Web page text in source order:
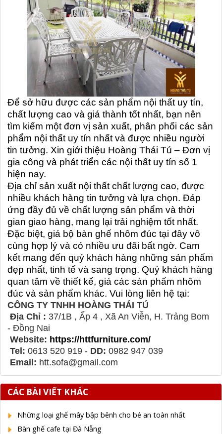
Để sở hữu được các sản phẩm nội thất uy tín,
chất lượng cao và giá thành tốt nhất, bạn nên
tìm kiếm một đơn vị sản xuất, phân phối các sản
phẩm nội thất uy tín nhất và được nhiều người
tin tưởng. Xin giới thiệu Hoàng Thái Tú – Đơn vị
gia công và phát triển các nội thất uy tín số 1
hiện nay.
Địa chỉ sản xuất nội thất chất lượng cao, được
nhiều khách hàng tin tưởng và lựa chọn. Đáp
ứng đầy đủ về chất lượng sản phẩm và thời
gian giao hàng, mang lại trải nghiệm tốt nhất.
Đặc biệt,giá bộ bàn ghế nhôm đúc tại đây vô
cùng hợp lý và có nhiều ưu đãi bất ngờ. Cam
kết mang đến quý khách hàng những sản phẩm
đẹp nhất, tinh tế và sang trọng. Quý khách hàng
quan tâm về thiết kế, giá các sản phẩm nhôm
đúc và sản phẩm khác. Vui lòng liên hệ tại:
CÔNG TY TNHH HOÀNG THÁI TÚ
Địa Chỉ : 37/1B , Ấp 4 , Xã An Viễn, H. Trảng Bom
- Đồng Nai
Website: https://httfurniture.com/
Tel: 0613 520 919 - DD:0982 947 039
Email: htt.sofa@gmail.com
CÁC BÀI VIẾT KHÁC
Những loại ghế mây bập bênh cho bé an toàn nhất
Bàn ghế cafe tại Đà Nẵng